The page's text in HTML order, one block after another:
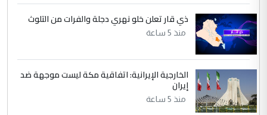
ذي قار تعلن خلو نهري دجلة والفرات من التلوث
منذ 5 ساعة
الخارجية الإيرانية: اتفاقية مكة ليست موجهة ضد
إيران
منذ 5 ساعة